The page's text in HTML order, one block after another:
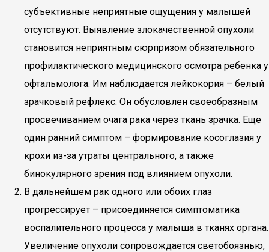
субъективные неприятные ощущения у малышей
отсутствуют. Выявление злокачественной опухоли
становится неприятным сюрпризом обязательного
профилактического медицинского осмотра ребенка у
офтальмолога. Им наблюдается лейкокория – белый
зрачковый рефлекс. Он обусловлен своеобразным
просвечиванием очага рака через ткань зрачка. Еще
один ранний симптом – формирование косоглазия у
крохи из-за утраты центрального, а также
бинокулярного зрения под влиянием опухоли.
В дальнейшем рак одного или обоих глаз
прогрессирует – присоединяется симптоматика
воспалительного процесса у малыша в тканях органа.
Увеличение опухоли сопровождается светобоязнью,